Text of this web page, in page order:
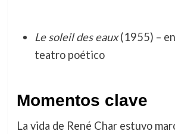
Le soleil des eaux(1955) –
teatro poético
Momentos clave
La vida de René Char estuvo